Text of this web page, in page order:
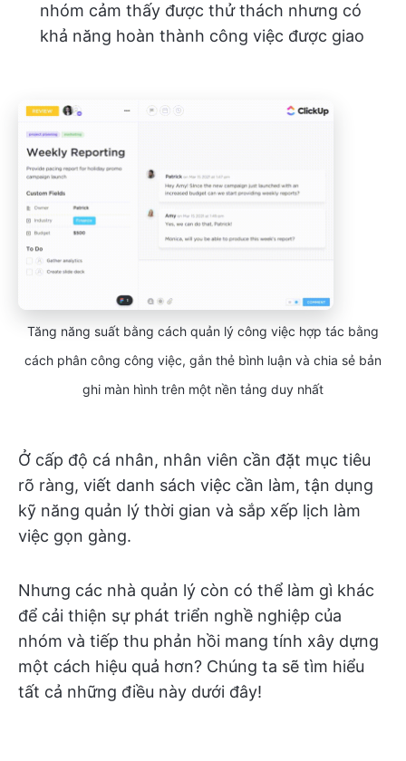
nhóm cảm thấy được thử thách nhưng có
khả năng hoàn thành công việc được giao
Tăng năng suất bằng cách quản lý công việc hợp tác bằng
cách phân công công việc, gắn thẻ bình luận và chia sẻ bản
ghi màn hình trên một nền tảng duy nhất
Ở cấp độ cá nhân, nhân viên cần đặt mục tiêu
rõ ràng, viết danh sách việc cần làm, tận dụng
kỹ năng quản lý thời gian và sắp xếp lịch làm
việc gọn gàng.
Nhưng các nhà quản lý còn có thể làm gì khác
để cải thiện sự phát triển nghề nghiệp của
nhóm và tiếp thu phản hồi mang tính xây dựng
một cách hiệu quả hơn? Chúng ta sẽ tìm hiểu
tất cả những điều này dưới đây!